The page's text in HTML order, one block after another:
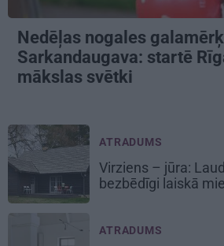
Nedēļas nogales
Sarkandaugava: startē
mākslas svētki
ATRADUMS
Virziens – jūra:
bezbēdīgi laiskā
ATRADUMS